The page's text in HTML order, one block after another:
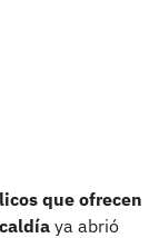
que ofrecen
ya abrió